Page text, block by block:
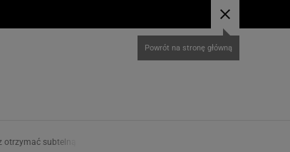
subtelną zawieszkę